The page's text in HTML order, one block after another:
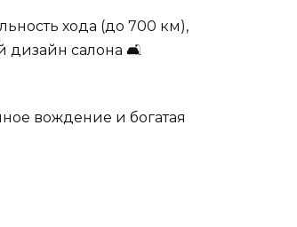
хода (до 700 км),
дизайн салона 🛋️
вождение и богатая